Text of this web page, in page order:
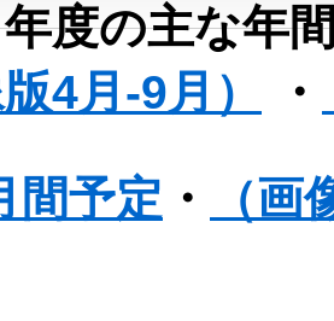
年度の主な
版4月-9月）
・
間予定 ・ （画